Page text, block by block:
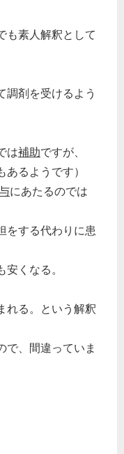
も素人解釈として
調剤を受けるよう
は補助ですが、
あるようです）
にあたるのでは
をする代わりに患
くなる。
れる。という解釈
で、間違っていま